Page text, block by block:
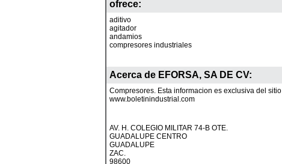
ofrece:
aditivo
agitador
andamios
compresores industriales
Acerca de EFORSA, SA DE CV:
Compresores. Esta informacion es exclusiva del sitio
www.boletinindustrial.com
AV. H. COLEGIO MILITAR 74-B OTE.
GUADALUPE CENTRO
GUADALUPE
ZAC.
98600